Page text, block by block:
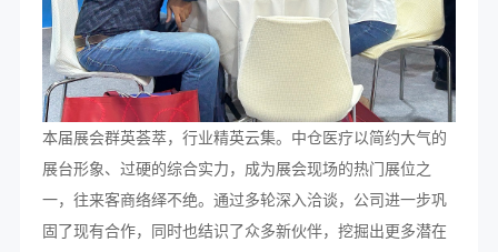
本届展会群英荟萃，行业精英云集。中仓医疗以简约大气的
展台形象、过硬的综合实力，成为展会现场的热门展位之
一，往来客商络绎不绝。通过多轮深入洽谈，公司进一步巩
固了现有合作，同时也结识了众多新伙伴，挖掘出更多潜在